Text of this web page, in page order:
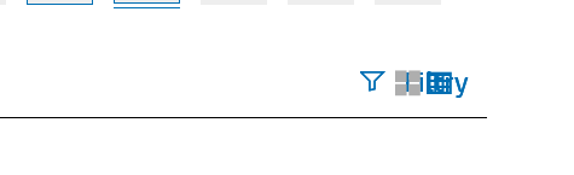
Filtry